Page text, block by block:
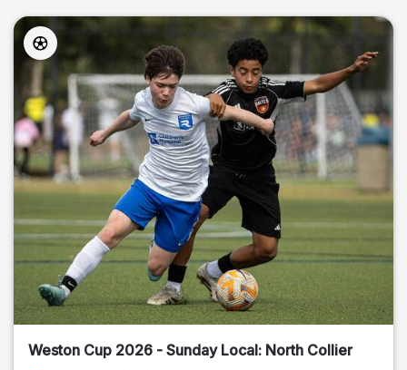
Weston Cup 2026 - Sunday Local: North Collier